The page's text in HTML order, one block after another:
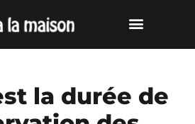
la durée de